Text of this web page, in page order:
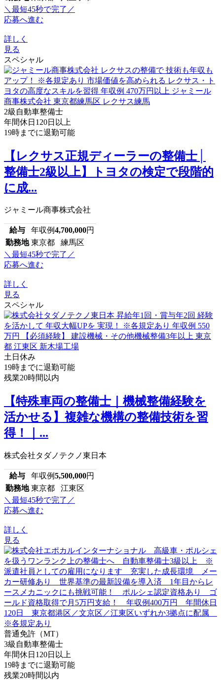
＼最短45秒で完了／
応募へ進む
詳しく
見る
スペシャル
2級自動車整備士
年間休日120日以上
19時までに退勤可能
【レクサス正規ディーラーの整備士│
整備士2級以上】トヨタの検定で段階的
に成...
ジャミール商事株式会社
給与 年収例4,700,000円
勤務地 東京都 練馬区
＼最短45秒で完了／
応募へ進む
詳しく
見る
スペシャル
土日休み
19時までに退勤可能
残業20時間以内
【特殊車両の整備士｜機械整備経験を
活かせる】複雑な機構の整備技術を習
得！｜...
株式会社タダノテクノ東日本
給与 年収例5,500,000円
勤務地 東京都 江東区
＼最短45秒で完了／
応募へ進む
詳しく
見る
普通免許（MT）
3級自動車整備士
年間休日120日以上
19時までに退勤可能
残業20時間以内